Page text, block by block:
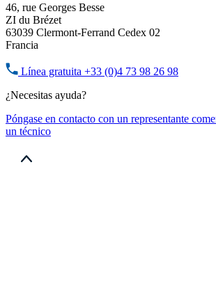
46, rue Georges Besse
ZI du Brézet
63039 Clermont-Ferrand Cedex 02
Francia
Línea gratuita +33 (0)4 73 98 26 98
¿Necesitas ayuda?
Póngase en contacto con un representante
un técnico